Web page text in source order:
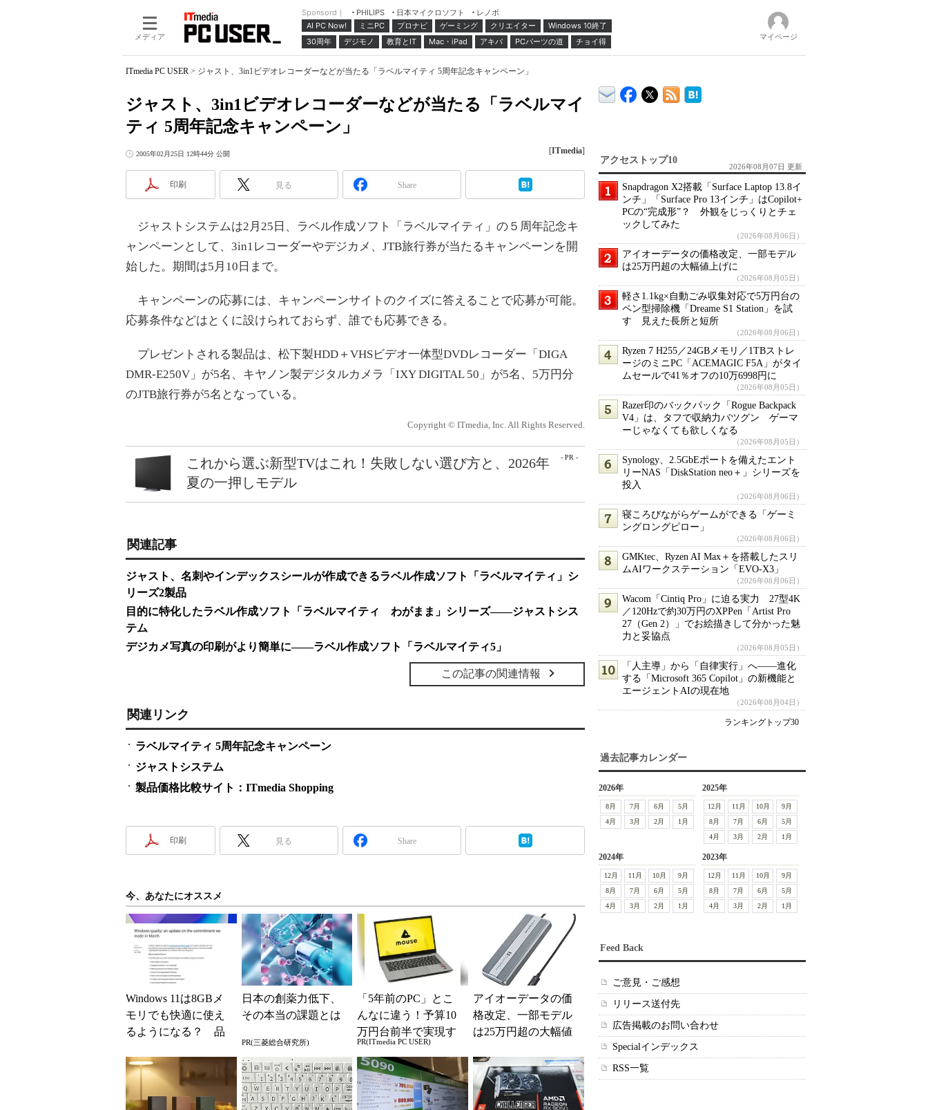
メディア
Sponsord｜ PHILIPS 日本マイクロソフト
レノボ
AI PC Now!
ミニPC プロナビ ゲーミング クリエイター
Windows 10終了
30周年
デジモノ 教育とIT Mac・iPad アキバ PCパーツの道 チョイ得 マイページ
ITmedia PC USER > ジャスト、3in1ビデオレコーダーなどが当たる「ラベルマイティ 5周年記念キャンペーン」
ジャスト、3in1ビデオレコーダーなどが当たる「ラベルマイ
ティ 5周年記念キャンペーン」
2005年02月25日 12時44分 公開 [ITmedia]
印刷 見る Share
ジャストシステムは2月25日、ラベル作成ソフト「ラベルマイティ」の５周年記念キ
ャンペーンとして、3in1レコーダーやデジカメ、JTB旅行券が当たるキャンペーンを開
始した。期間は5月10日まで。
キャンペーンの応募には、 キャンペーンサイト のクイズに答えることで応募が可能。
応募条件などはとくに設けられておらず、誰でも応募できる。
プレゼントされる製品は、松下製HDD＋VHSビデオ一体型DVDレコーダー「DIGA
DMR-E250V」が5名、キヤノン製デジタルカメラ「IXY DIGITAL 50」が5名、5万円分
のJTB旅行券が5名となっている。
Copyright © ITmedia, Inc. All Rights Reserved.
- PR -
これから選ぶ新型TVはこれ！失敗しない選び方と、2026年
夏の一押しモデル
関連記事
ジャスト、名刺やインデックスシールが作成できるラベル作成ソフト「ラベルマイティ」シ
リーズ2製品
目的に特化したラベル作成ソフト「ラベルマイティ わがまま」シリーズ――ジャストシス
テム
デジカメ写真の印刷がより簡単に――ラベル作成ソフト「ラベルマイティ5」
この記事の関連情報
関連リンク
ラベルマイティ 5周年記念キャンペーン
ジャストシステム
製品価格比較サイト：ITmedia Shopping
印刷 見る Share
今、あなたにオススメ
Windows 11は8GBメ
モリでも快適に使え
るようになる？ 品
と「26H2」に...
日本の創薬力低下、
その本当の課題とは
PR(三菱総合研究所)
「5年前のPC」とこ
んなに違う！予算10
万円台前半で実現す
る快適PCライフ
PR(ITmedia PC USER)
アイオーデータの価
格改定、一部モデル
は25万円超の大幅値
アクセストップ10
2026年08月07日 更新
Snapdragon X2搭載「Surface Laptop 13.8イ
ンチ」「Surface Pro 13インチ」はCopilot+
PCの“完成形”？ 外観をじっくりとチェ
ックしてみた
（2026年08月06日）
アイオーデータの価格改定、一部モデル
は25万円超の大幅値上げに
（2026年08月05日）
軽さ1.1kg×自動ごみ収集対応で5万円台の
ペン型掃除機「Dreame S1 Station」を試
す 見えた長所と短所
（2026年08月06日）
Ryzen 7 H255／24GBメモリ／1TBストレ
ージのミニPC「ACEMAGIC F5A」がタイ
ムセールで41％オフの10万6998円に
（2026年08月05日）
Razer印のバックパック「Rogue Backpack
V4」は、タフで収納力バツグン ゲーマ
ーじゃなくても欲しくなる
（2026年08月05日）
Synology、2.5GbEポートを備えたエント
リーNAS「DiskStation neo＋」シリーズを
投入
（2026年08月06日）
寝ころびながらゲームができる「ゲーミ
ングロングピロー」
（2026年08月06日）
GMKtec、Ryzen AI Max＋を搭載したスリ
ムAIワークステーション「EVO-X3」
（2026年08月06日）
Wacom「Cintiq Pro」に迫る実力 27型4K
／120Hzで約30万円のXPPen「Artist Pro
27（Gen 2）」でお絵描きして分かった魅
力と妥協点
（2026年08月05日）
「人主導」から「自律実行」へ――進化
する「Microsoft 365 Copilot」の新機能と
エージェントAIの現在地
（2026年08月04日）
ランキングトップ30
過去記事カレンダー
2026年
8月 7月 6月
5月
4月
3月 2月 1月
2025年
12月 11月 10月
9月
8月
7月 6月
5月
4月
3月 2月 1月
2024年
12月 11月 10月
9月
8月
7月 6月
5月
4月
3月 2月 1月
2023年
12月 11月 10月
9月
8月
7月 6月
5月
4月
3月 2月 1月
Feed Back
ご意見・ご感想
リリース送付先
広告掲載のお問い合わせ
Specialインデックス
RSS一覧